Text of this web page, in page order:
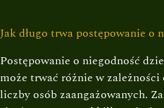
Jak długo trwa postępowanie o
Postępowanie o niegodność
może trwać różnie w
liczby osób zaangażowanych.